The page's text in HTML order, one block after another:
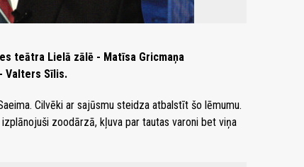
teātra Lielā zālē - Matīsa Gricmaņa
Valters Sīlis.
Cilvēki ar sajūsmu steidza atbalstīt šo lēmumu.
zoodārzā, kļuva par tautas varoni bet viņa